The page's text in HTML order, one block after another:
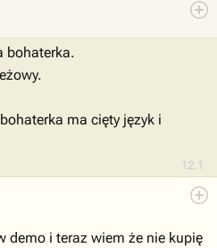
12.1
bohaterka.
ma cięty język i
demo i teraz wiem że nie kupię